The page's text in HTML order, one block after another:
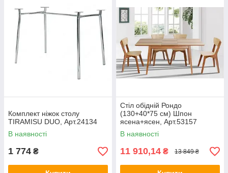
Комплект ніжок столу
TIRAMISU DUO, Арт.24134
В наявності
1 774 ₴
Стіл обідній Рондо
(130+40*75 см) Шпон
ясена+ясен, Арт.53157
В наявності
11 910,14 ₴ 13 849 ₴